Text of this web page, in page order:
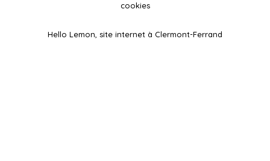
cookies
Hello Lemon, site internet à Clermont-Ferrand